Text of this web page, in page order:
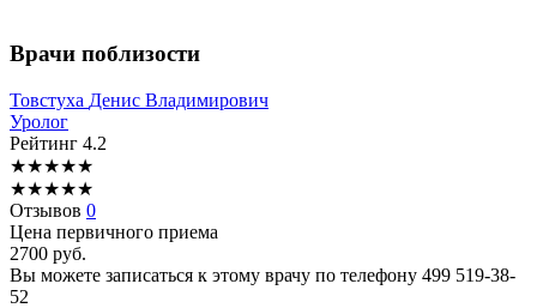
Врачи поблизости
Товстуха Денис Владимирович
Уролог
Рейтинг 4.2
★★★★★
★★★★★
Отзывов 0
Цена первичного приема
2700 руб.
Вы можете записаться к этому врачу по телефону 499 519-38-
52